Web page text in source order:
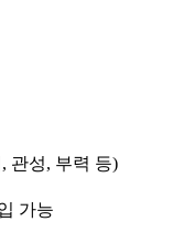
관성, 부력 등)
가능